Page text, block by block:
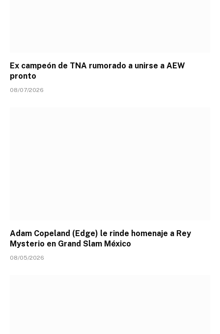
Ex campeón de TNA rumorado a unirse a AEW
pronto
08/07/2026
Adam Copeland (Edge) le rinde homenaje a Rey
Mysterio en Grand Slam México
08/05/2026